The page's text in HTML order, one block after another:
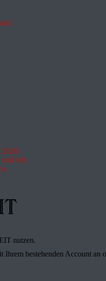
2026
Job
nutzen.
Ihrem bestehenden Account